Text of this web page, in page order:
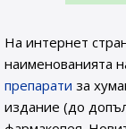
На интернет
наименованията
препарати за
издание (до